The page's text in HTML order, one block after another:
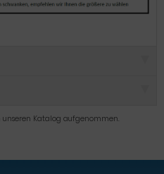
unseren Katalog aufgenommen.